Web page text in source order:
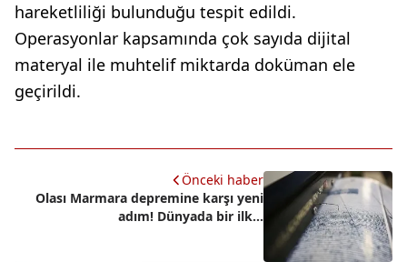
hareketliliği bulunduğu tespit edildi.
Operasyonlar kapsamında çok sayıda dijital
materyal ile muhtelif miktarda doküman ele
geçirildi.
Önceki haber
Olası Marmara depremine karşı yeni
adım! Dünyada bir ilk...